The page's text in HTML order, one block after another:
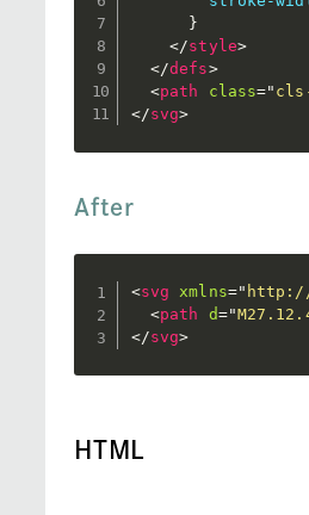
}
</style>
</defs>
<path class="
</svg>
After
<svg xmlns=" http://
<path d="
</svg>
HTML